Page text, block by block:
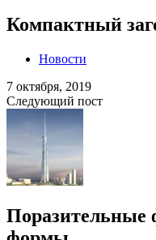
Компактный
Новости
7 октября, 2019
Следующий пост
Поразительные